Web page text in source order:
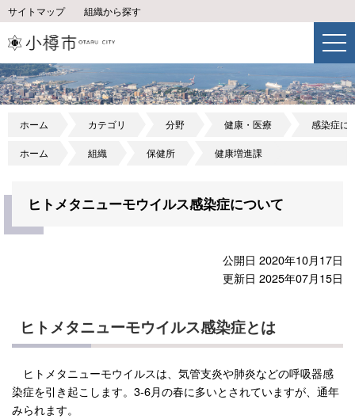
サイトマップ 組織から探す
ホーム カテゴリ 分野 健康・医療 感染症に
ホーム 組織 保健所 健康増進課
ヒトメタニューモウイルス感染症について
公開日 2020年10月17日
更新日 2025年07月15日
ヒトメタニューモウイルス感染症とは
ヒトメタニューモウイルスは、気管支炎や肺炎などの呼吸器感
染症を引き起こします。3-6月の春に多いとされていますが、通年
みられます。